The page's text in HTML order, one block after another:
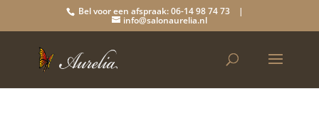
Bel voor een afspraak: 06-14 98 74 73 |
info@salonaurelia.nl